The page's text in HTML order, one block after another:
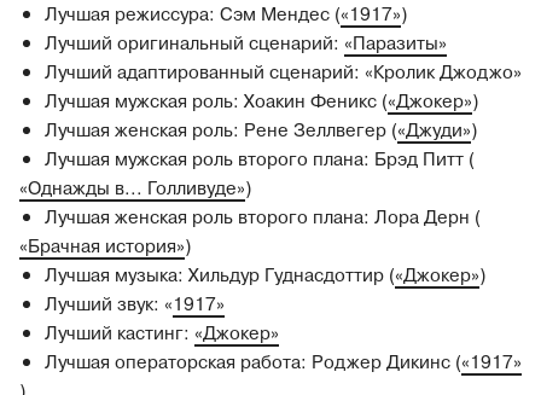
Лучшая режиссура: Сэм Мендес («1917»)
Лучший оригинальный сценарий: «Паразиты»
Лучший адаптированный сценарий: «Кролик Джоджо»
Лучшая мужская роль: Хоакин Феникс («Джокер»)
Лучшая женская роль: Рене Зеллвегер («Джуди»)
Лучшая мужская роль второго плана: Брэд Питт (
«Однажды в... Голливуде»)
Лучшая женская роль второго плана: Лора Дерн (
«Брачная история»)
Лучшая музыка: Хильдур Гуднасдоттир («Джокер»)
Лучший звук: «1917»
Лучший кастинг: «Джокер»
Лучшая операторская работа: Роджер Дикинс («1917»